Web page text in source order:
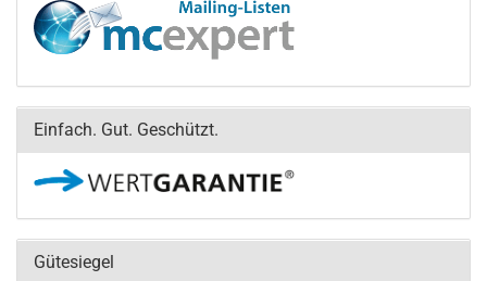
Einfach. Gut. Geschützt.
Gütesiegel